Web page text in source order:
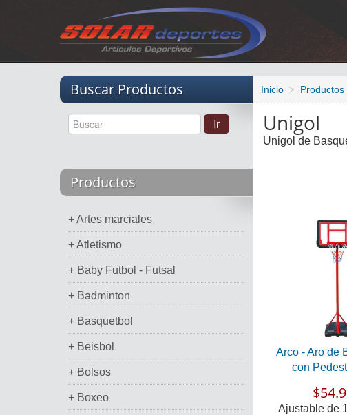
Buscar Productos
Productos
+ Artes marciales
+ Atletismo
+ Baby Futbol - Futsal
+ Badminton
+ Basquetbol
+ Beisbol
+ Bolsos
+ Boxeo
Inicio Productos
Unigol
Unigol de
Arco - Aro de
con
Ajustable de